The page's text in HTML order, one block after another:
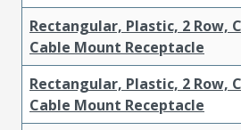
Rectangular, Plastic, 2 Row,
Cable Mount Receptacle
Rectangular, Plastic, 2 Row,
Cable Mount Receptacle